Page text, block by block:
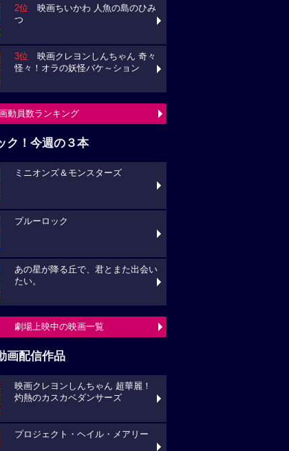
2位 映画ちいかわ 人魚の島のひみ
つ
3位 映画クレヨンしんちゃん 奇々
怪々！オラの妖怪バケ～ション
動員数ランキング
ク！今週の３本
ミニオンズ＆モンスターズ
ブルーロック
あの星が降る丘で、君とまた出会い
たい。
劇場上映中の映画一覧
画配信作品
映画クレヨンしんちゃん 超華麗！
灼熱のカスカベダンサーズ
プロジェクト・ヘイル・メアリー